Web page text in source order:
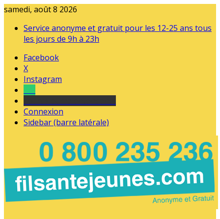
samedi, août 8 2026
Service anonyme et gratuit pour les 12-25 ans tous
les jours de 9h à 23h
Facebook
X
Instagram
Connexion
Sidebar (barre latérale)